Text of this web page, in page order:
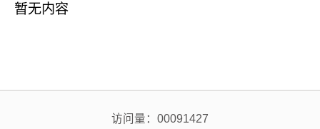
暂无内容
访问量： 00091427